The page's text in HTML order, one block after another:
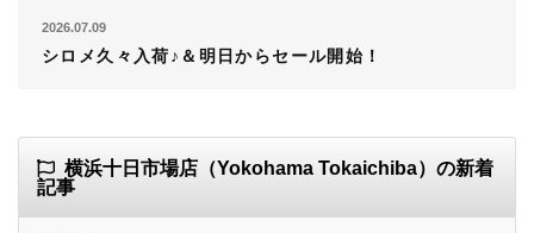
2026.07.09
シロメ久々入荷♪＆明日からセール開始！
横浜十日市場店（Yokohama Tokaichiba）の新着
記事